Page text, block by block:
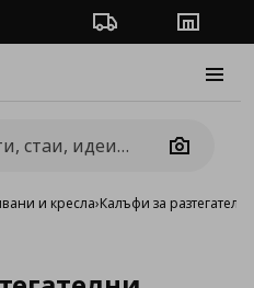
Проследяване на
Camera
и кресла›Калъфи за